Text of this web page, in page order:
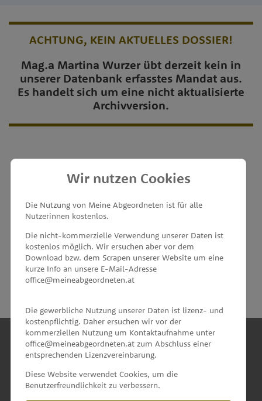
ACHTUNG, KEIN AKTUELLES DOSSIER!
Mag.a Martina Wurzer übt derzeit kein in
unserer Datenbank erfasstes Mandat aus.
Es handelt sich um eine nicht aktualisierte
Archivversion.
MEINE ABGEORDNETEN
unterstützt von
Wir nutzen Cookies
Die Nutzung von Meine Abgeordneten ist für alle
Nutzerinnen kostenlos.
Die nicht-kommerzielle Verwendung unserer Daten ist
kostenlos möglich. Wir ersuchen aber vor dem
Download bzw. dem Scrapen unserer Website um eine
kurze Info an unsere E-Mail-Adresse
office@meineabgeordneten.at
Die gewerbliche Nutzung unserer Daten ist lizenz- und
kostenpflichtig. Daher ersuchen wir vor der
kommerziellen Nutzung um Kontaktaufnahme unter
office@meineabgeordneten.at zum Abschluss einer
entsprechenden Lizenzvereinbarung.
Diese Website verwendet Cookies, um die
Benutzerfreundlichkeit zu verbessern.